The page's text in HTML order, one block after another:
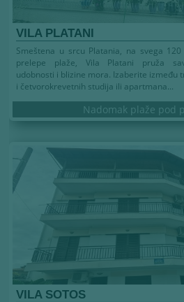
VILA PLATANI
Smeštena u srcu Platania, na svega
prelepe plaže, Vila Platani pruža
udobnosti i blizine mora. Izaberite između
i četvorokrevetnih studija ili apartmana...
Nadomak plaže pod
VILA SOTOS